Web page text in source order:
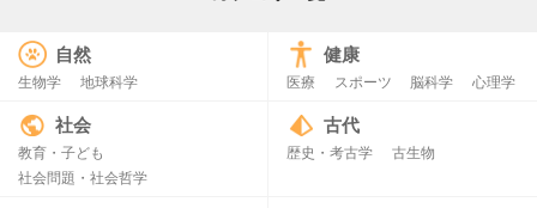
自然
生物学 地球科学
健康
医療 スポーツ 脳科学 心理学
社会
教育・子ども
社会問題・社会哲学
古代
歴史・考古学 古生物